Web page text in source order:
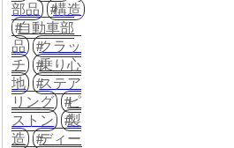
部品
構造
自動車部
品
クラッ
チ
乗り心
地
ステア
リング
ピ
ストン
製
造
ディー